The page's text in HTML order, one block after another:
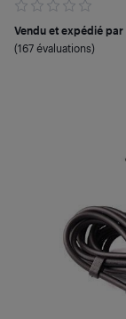
Vendu et expédié par
(167 évaluations)